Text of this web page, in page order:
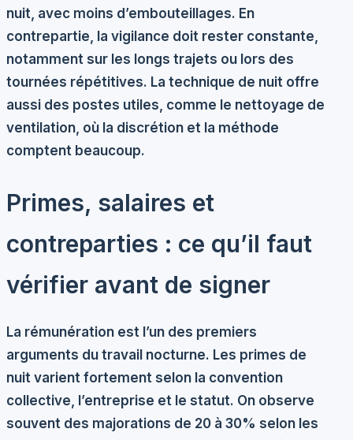
nuit, avec moins d’embouteillages. En
contrepartie, la vigilance doit rester constante,
notamment sur les longs trajets ou lors des
tournées répétitives. La technique de nuit offre
aussi des postes utiles, comme le nettoyage de
ventilation, où la discrétion et la méthode
comptent beaucoup.
Primes, salaires et
contreparties : ce qu’il faut
vérifier avant de signer
La rémunération est l’un des premiers
arguments du travail nocturne. Les primes de
nuit varient fortement selon la convention
collective, l’entreprise et le statut. On observe
souvent des majorations de 20 à 30% selon les